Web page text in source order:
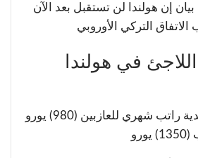
إن هولندا لن تستقبل بعد الآن
التركي الأوروبي
في هولندا
تقدم الحكومة الهولندية راتب شهري للعازبين (980) يورو